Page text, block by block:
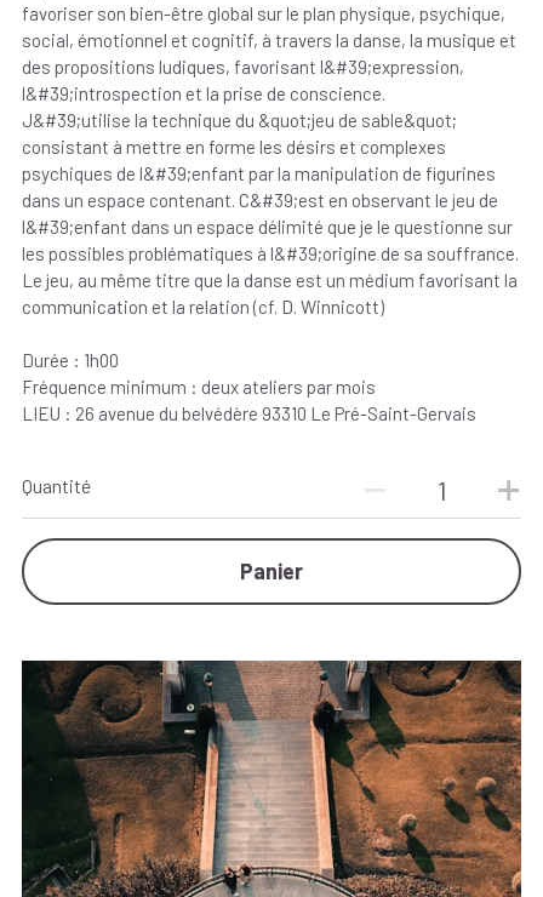
favoriser son bien-être global sur le plan physique, psychique,
social, émotionnel et cognitif, à travers la danse, la musique et
des propositions ludiques, favorisant l&#39;expression,
l&#39;introspection et la prise de conscience.
J&#39;utilise la technique du &quot;jeu de sable&quot;
consistant à mettre en forme les désirs et complexes
psychiques de l&#39;enfant par la manipulation de figurines
dans un espace contenant. C&#39;est en observant le jeu de
l&#39;enfant dans un espace délimité que je le questionne sur
les possibles problématiques à l&#39;origine de sa souffrance.
Le jeu, au même titre que la danse est un médium favorisant la
communication et la relation (cf. D. Winnicott)
Durée : 1h00
Fréquence minimum : deux ateliers par mois
LIEU : 26 avenue du belvédère 93310 Le Pré-Saint-Gervais
Quantité
Panier